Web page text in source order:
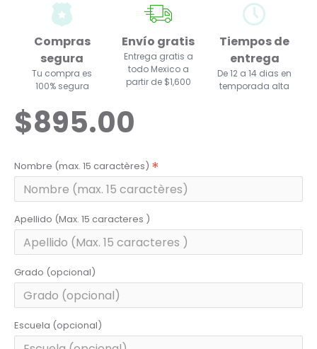
Compras
segura
Tu compra es
100% segura
Envío gratis
Entrega gratis a
todo Mexico a
partir de $1,600
Tiempos de
entrega
De 12 a 14 dias en
temporada alta
$895.00
Nombre (max. 15 caractères)
Apellido (Max. 15 caracteres )
Grado (opcional)
Escuela (opcional)